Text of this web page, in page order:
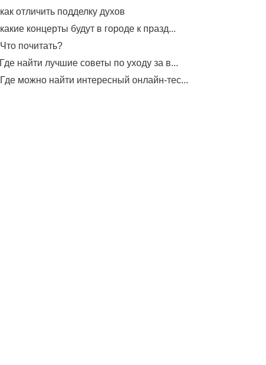
как отличить подделку духов
какие концерты будут в городе к празд...
Что почитать?
Где найти лучшие советы по уходу за в...
Где можно найти интересный онлайн-тес...